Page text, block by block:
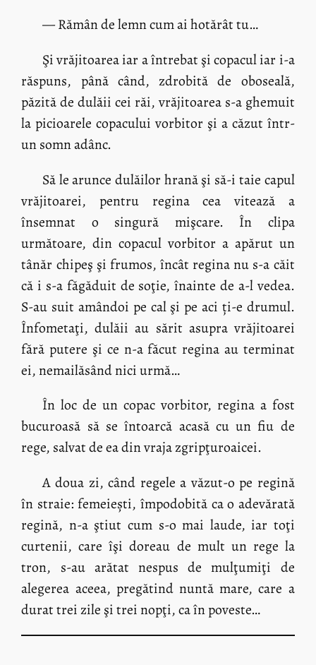
— Rămân de lemn cum ai hotărât tu…
Şi vrăjitoarea iar a întrebat şi copacul iar i-a
răspuns, până când, zdrobită de oboseală,
păzită de dulăii cei răi, vrăjitoarea s-a ghemuit
la picioarele copacului vorbitor şi a căzut într-
un somn adânc.
Să le arunce dulăilor hrană şi să-i taie capul
vrăjitoarei, pentru regina cea vitează a
însemnat o singură mişcare. În clipa
următoare, din copacul vorbitor a apărut un
tânăr chipeş şi frumos, încât regina nu s-a căit
că i s-a făgăduit de soţie, înainte de a-l vedea.
S-au suit amândoi pe cal şi pe aci ți-e drumul.
Înfometaţi, dulăii au sărit asupra vrăjitoarei
fără putere şi ce n-a făcut regina au terminat
ei, nemailăsând nici urmă…
În loc de un copac vorbitor, regina a fost
bucuroasă să se întoarcă acasă cu un fiu de
rege, salvat de ea din vraja zgripţuroaicei.
A doua zi, când regele a văzut-o pe regină
în straie: femeiești, împodobită ca o adevărată
regină, n-a ştiut cum s-o mai laude, iar toţi
curtenii, care îşi doreau de mult un rege la
tron, s-au arătat nespus de mulţumiţi de
alegerea aceea, pregătind nuntă mare, care a
durat trei zile şi trei nopţi, ca în poveste…